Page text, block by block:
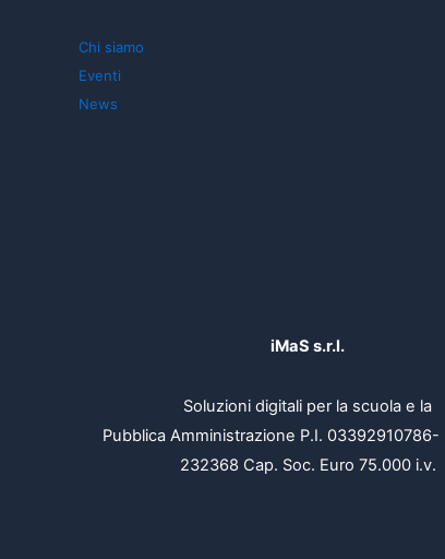
Chi siamo
Eventi
News
iMaS s.r.l.
Soluzioni digitali per la scuola e la
Pubblica Amministrazione P.I. 03392910786-
232368 Cap. Soc. Euro 75.000 i.v.